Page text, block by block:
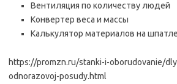
Вентиляция по количеству людей
Конвертер веса и массы
Калькулятор материалов на
https://promzn.ru/stanki-i-oborudovanie/
odnorazovoj-posudy.html